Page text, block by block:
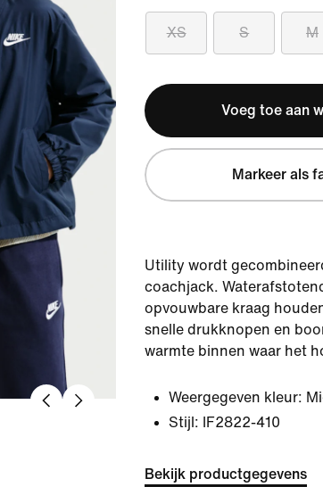
XS S M
Voeg toe aan
Markeer als
Utility wordt
coachjack.
opvouwbare kraag
snelle drukknopen en
warmte binnen waar het
Weergegeven kleur:
Stijl:
IF2822-410
Bekijk productgegevens